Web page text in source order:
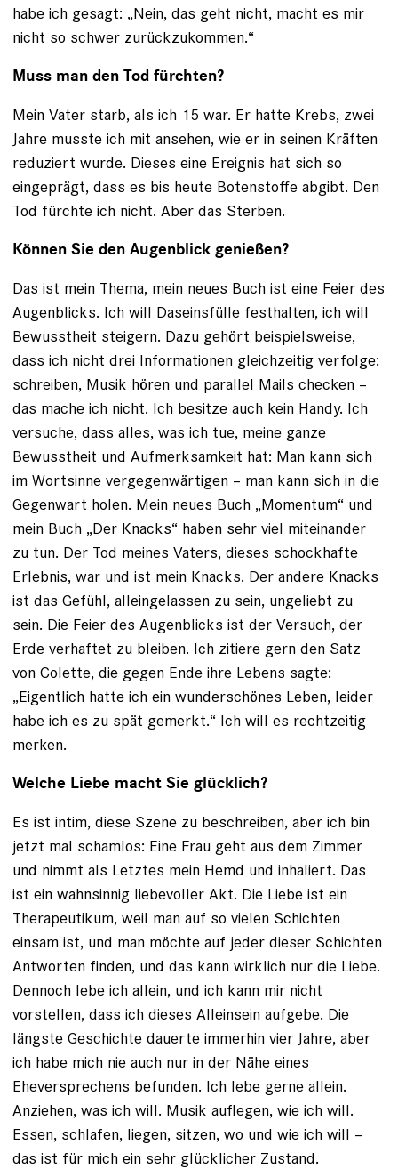
habe ich gesagt: „Nein, das geht nicht, macht es mir
nicht so schwer zurückzukommen.“
Muss man den Tod fürchten?
Mein Vater starb, als ich 15 war. Er hatte Krebs, zwei
Jahre musste ich mit ansehen, wie er in seinen Kräften
reduziert wurde. Dieses eine Ereignis hat sich so
eingeprägt, dass es bis heute Botenstoffe abgibt. Den
Tod fürchte ich nicht. Aber das Sterben.
Können Sie den Augenblick genießen?
Das ist mein Thema, mein neues Buch ist eine Feier des
Augenblicks. Ich will Daseinsfülle festhalten, ich will
Bewusstheit steigern. Dazu gehört beispielsweise,
dass ich nicht drei Informationen gleichzeitig verfolge:
schreiben, Musik hören und parallel Mails checken –
das mache ich nicht. Ich besitze auch kein Handy. Ich
versuche, dass alles, was ich tue, meine ganze
Bewusstheit und Aufmerksamkeit hat: Man kann sich
im Wortsinne vergegen­wärtigen – man kann sich in die
Gegenwart holen. Mein neues Buch „Momentum“ und
mein Buch „Der Knacks“ haben sehr viel miteinander
zu tun. Der Tod meines Vaters, dieses schockhafte
Erlebnis, war und ist mein Knacks. Der andere Knacks
ist das Gefühl, alleingelassen zu sein, ungeliebt zu
sein. Die Feier des Augenblicks ist der Versuch, der
Erde verhaftet zu bleiben. Ich zitiere gern den Satz
von Colette, die gegen Ende ihre Lebens sagte:
„Eigentlich hatte ich ein wunderschönes Leben, leider
habe ich es zu spät gemerkt.“ Ich will es rechtzeitig
merken.
Welche Liebe macht Sie glücklich?
Es ist intim, diese Szene zu beschreiben, aber ich bin
jetzt mal schamlos: Eine Frau geht aus dem Zimmer
und nimmt als Letztes mein Hemd und inhaliert. Das
ist ein wahnsinnig liebevoller Akt. Die Liebe ist ein
Therapeutikum, weil man auf so vielen Schichten
einsam ist, und man möchte auf jeder dieser Schichten
Antworten finden, und das kann wirklich nur die Liebe.
Dennoch lebe ich allein, und ich kann mir nicht
vorstellen, dass ich dieses Alleinsein aufgebe. Die
längste Geschichte dauerte immerhin vier Jahre, aber
ich habe mich nie auch nur in der Nähe eines
Eheversprechens befunden. Ich lebe gerne allein.
Anziehen, was ich will. Musik auflegen, wie ich will.
Essen, schlafen, liegen, sitzen, wo und wie ich will –
das ist für mich ein sehr glücklicher Zustand.